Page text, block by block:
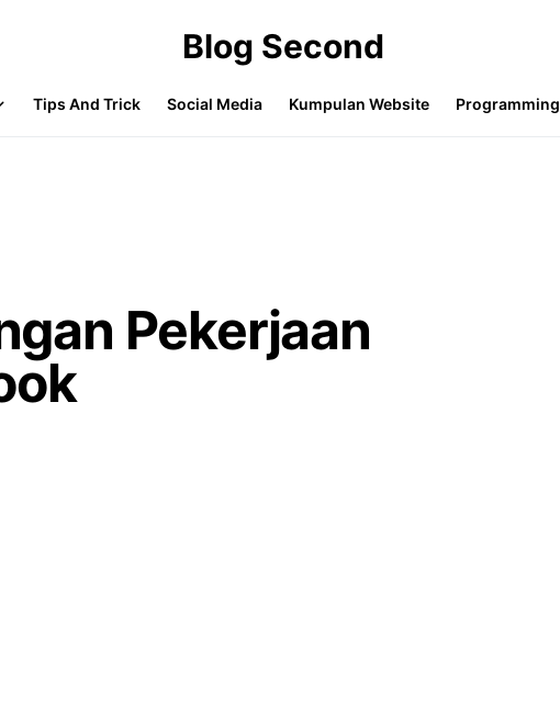
Blog Second
Tips And Trick Social Media Kumpulan Website Programming
Pekerjaan